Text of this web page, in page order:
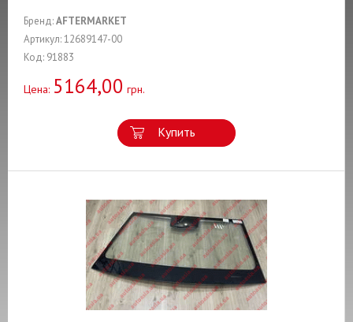
Бренд:AFTERMARKET
Артикул: 12689147-00
Код: 91883
Цена: 5164,00 грн.
Купить